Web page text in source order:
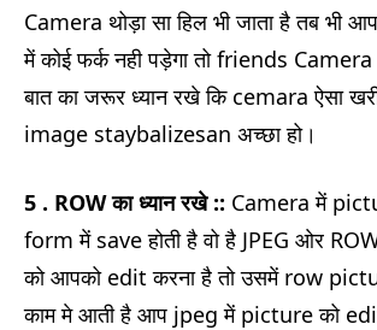
Camera थोड़ा सा हिल भी जाता है तब
में कोई फर्क नही पड़ेगा तो friends
बात का जरूर ध्यान रखे कि cemara ऐसा
image staybalizesan अच्छा हो।
5 . ROW का ध्यान रखे :: Camera में
form में save होती है वो है JPEG ओर
को आपको edit करना है तो उसमें row
काम मे आती है आप jpeg में picture को